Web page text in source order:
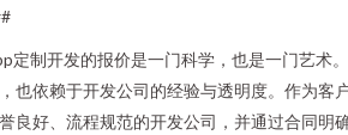
定制开发的报价是一门科学，也是一门艺术
也依赖于开发公司的经验与透明度。作为客
良好、流程规范的开发公司，并通过合同明